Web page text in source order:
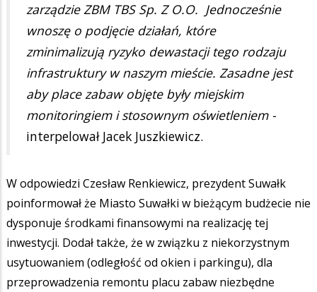
zarządzie ZBM TBS Sp. Z O.O. Jednocześnie
wnoszę o podjęcie działań, które
zminimalizują ryzyko dewastacji tego rodzaju
infrastruktury w naszym mieście. Zasadne jest
aby place zabaw objęte były miejskim
monitoringiem i stosownym oświetleniem -
interpelował Jacek Juszkiewicz.
W odpowiedzi Czesław Renkiewicz, prezydent Suwałk
poinformował że Miasto Suwałki w bieżącym budżecie nie
dysponuje środkami finansowymi na realizację tej
inwestycji. Dodał także, że w związku z niekorzystnym
usytuowaniem (odległość od okien i parkingu), dla
przeprowadzenia remontu placu zabaw niezbędne